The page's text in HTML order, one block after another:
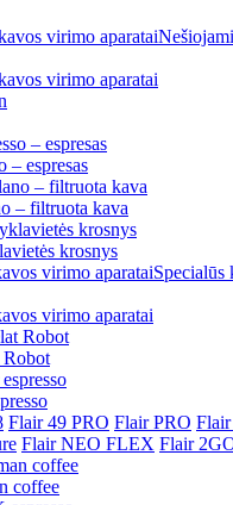
– espresas
– filtruota kava
krosnys
Specialūs
Robot
Flair 49 PRO Flair PRO Flair
Flair NEO FLEX Flair
coffee